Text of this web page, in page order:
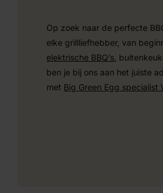
Op zoek naar de perfecte
elke grillliefhebber, van
elektrische BBQ’s ,
ben je bij ons aan het juiste
met Big Green Egg specialist